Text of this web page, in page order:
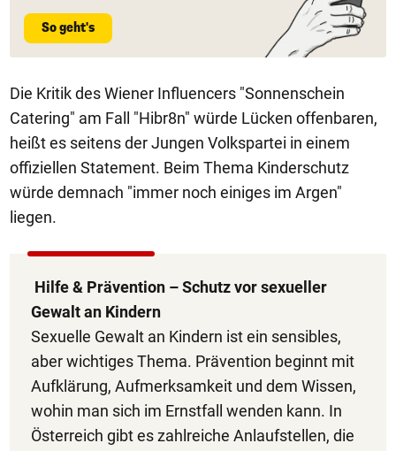
So geht's
Die Kritik des Wiener Influencers "Sonnenschein
Catering" am Fall "Hibr8n" würde Lücken offenbaren,
heißt es seitens der Jungen Volkspartei in einem
offiziellen Statement. Beim Thema Kinderschutz
würde demnach "immer noch einiges im Argen"
liegen.
Hilfe & Prävention – Schutz vor sexueller
Gewalt an Kindern
Sexuelle Gewalt an Kindern ist ein sensibles,
aber wichtiges Thema. Prävention beginnt mit
Aufklärung, Aufmerksamkeit und dem Wissen,
wohin man sich im Ernstfall wenden kann. In
Österreich gibt es zahlreiche Anlaufstellen, die